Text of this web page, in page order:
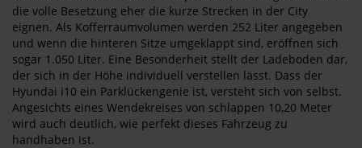
die volle Besetzung eher die kurze Strecken in der City
eignen. Als Kofferraumvolumen werden 252 Liter angegeben
und wenn die hinteren Sitze umgeklappt sind, eröffnen sich
sogar 1.050 Liter. Eine Besonderheit stellt der Ladeboden dar,
der sich in der Höhe individuell verstellen lässt. Dass der
Hyundai i10 ein Parklückengenie ist, versteht sich von selbst.
Angesichts eines Wendekreises von schlappen 10,20 Meter
wird auch deutlich, wie perfekt dieses Fahrzeug zu
handhaben ist.